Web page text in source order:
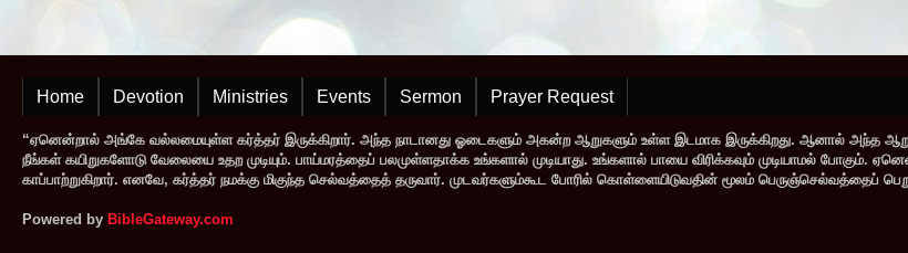
Home Devotion Ministries Events Sermon Prayer Request
“ஏனென்றால் அங்கே வல்லமையுள்ள கர்த்தர் இருக்கிறார். அந்த நாடானது ஓடைகளும் அகன்ற ஆறுகளும் உள்ள இடமாக இருக்கிறது. ஆனால் அந்த
நீங்கள் கயிறுகளோடு வேலையை உதற முடியும். பாய்மரத்தைப் பலமுள்ளதாக்க உங்களால் முடியாது. உங்களால் பாயை விரிக்கவும் முடியாமல் போகும்.
காப்பாற்றுகிறார். எனவே, கர்த்தர் நமக்கு மிகுந்த செல்வத்தைத் தருவார். முடவர்களும்கூட போரில் கொள்ளையிடுவதின் மூலம் பெருஞ்செல்வத்தைப்
Powered by BibleGateway.com